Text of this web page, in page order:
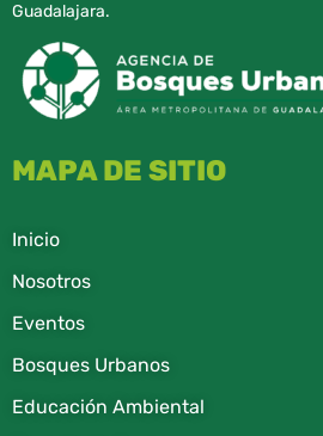
Guadalajara.
MAPA DE SITIO
Inicio
Nosotros
Eventos
Bosques Urbanos
Educación Ambiental